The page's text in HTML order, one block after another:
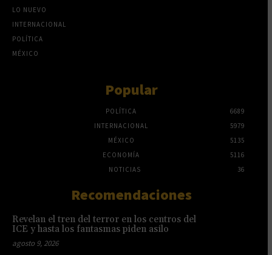
LO NUEVO
INTERNACIONAL
POLÍTICA
MÉXICO
Popular
POLÍTICA
6689
INTERNACIONAL
5979
MÉXICO
5135
ECONOMÍA
5116
NOTICIAS
36
Recomendaciones
Revelan el tren del terror en los centros del
ICE y hasta los fantasmas piden asilo
agosto 9, 2026